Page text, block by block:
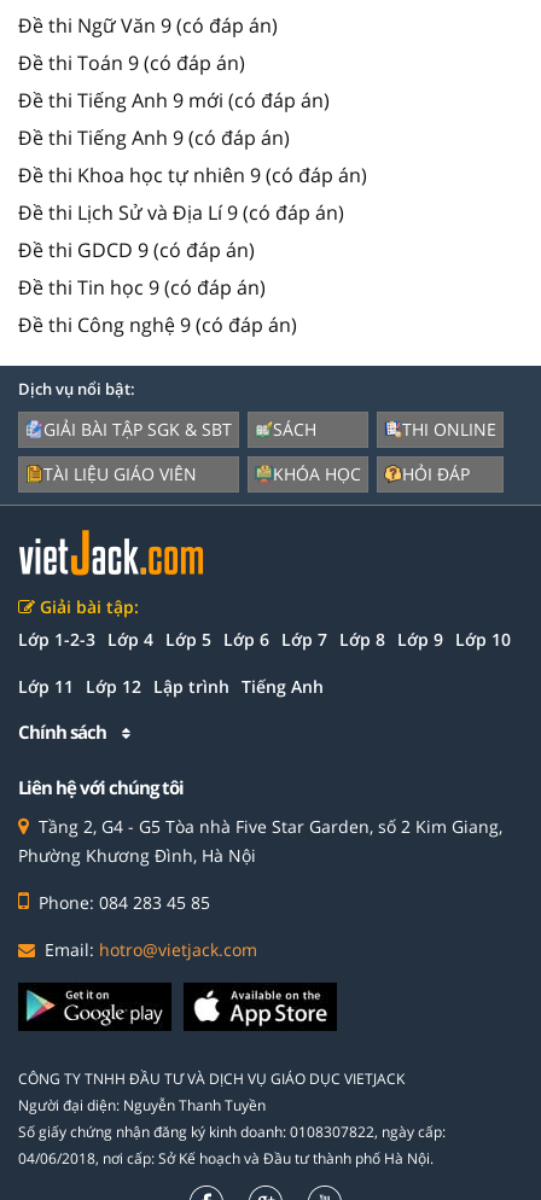
Đề thi Ngữ Văn 9 (có đáp án)
Đề thi Toán 9 (có đáp án)
Đề thi Tiếng Anh 9 mới (có đáp án)
Đề thi Tiếng Anh 9 (có đáp án)
Đề thi Khoa học tự nhiên 9 (có đáp án)
Đề thi Lịch Sử và Địa Lí 9 (có đáp án)
Đề thi GDCD 9 (có đáp án)
Đề thi Tin học 9 (có đáp án)
Đề thi Công nghệ 9 (có đáp án)
Dịch vụ nổi bật:
GIẢI BÀI TẬP SGK & SBT
TÀI LIỆU GIÁO VIÊN
SÁCH
KHÓA HỌC
THI ONLINE
HỎI ĐÁP
Giải bài tập:
Lớp 1-2-3 Lớp 4 Lớp 5 Lớp 6 Lớp 7 Lớp 8 Lớp 9 Lớp 10
Lớp 11 Lớp 12 Lập trình Tiếng Anh
Chính sách
Liên hệ với chúng tôi
Tầng 2, G4 - G5 Tòa nhà Five Star Garden, số 2 Kim Giang,
Phường Khương Đình, Hà Nội
Phone: 084 283 45 85
Email: hotro@vietjack.com
CÔNG TY TNHH ĐẦU TƯ VÀ DỊCH VỤ GIÁO DỤC VIETJACK
Người đại diện: Nguyễn Thanh Tuyền
Số giấy chứng nhận đăng ký kinh doanh: 0108307822, ngày cấp:
04/06/2018, nơi cấp: Sở Kế hoạch và Đầu tư thành phố Hà Nội.